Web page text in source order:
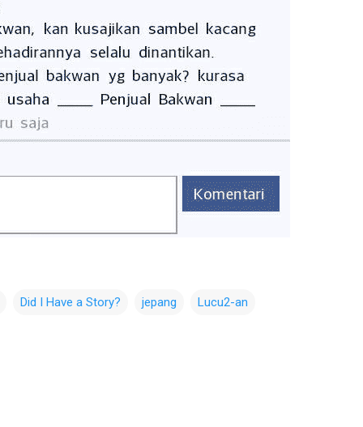
Did I Have a Story? jepang Lucu2-an